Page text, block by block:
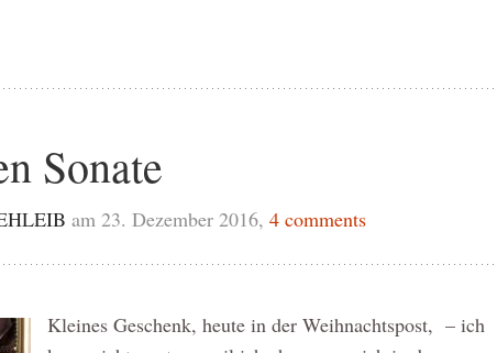
Sonate
am 23. Dezember 2016, 4 comments
Kleines Geschenk, heute in der Weihnachtspost, – ich